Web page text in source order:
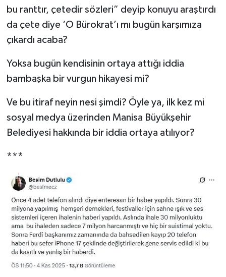
bu ranttır, çetedir sözleri” deyip konuyu araştırdı
da çete diye ‘O Bürokrat’ı mı bugün karşımıza
çıkardı acaba?
Yoksa bugün kendisinin ortaya attığı iddia
bambaşka bir vurgun hikayesi mi?
Ve bu itiraf neyin nesi şimdi? Öyle ya, ilk kez mi
sosyal medya üzerinden Manisa Büyükşehir
Belediyesi hakkında bir iddia ortaya atılıyor?
***